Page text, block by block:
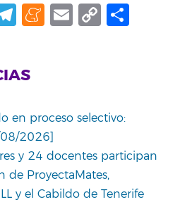
Telegram
Meneame
Email
Copy
en proceso selectivo:
2026]
y 24 docentes participan
de ProyectaMates,
y el Cabildo de Tenerife